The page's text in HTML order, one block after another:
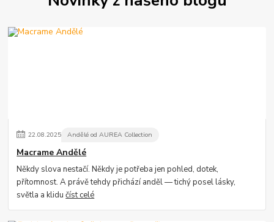
22.08.2025 Andělé od AUREA Collection
Macrame Andělé
Někdy slova nestačí. Někdy je potřeba jen pohled, dotek,
přítomnost. A právě tehdy přichází anděl — tichý posel lásky,
světla a klidučíst celé